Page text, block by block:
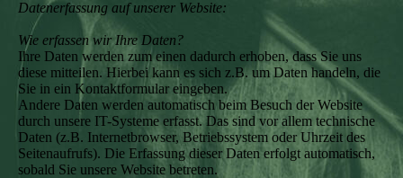
Datenerfassung auf unserer Website:
Wie erfassen wir Ihre Daten?
Ihre Daten werden zum einen dadurch erhoben, dass Sie uns
diese mitteilen. Hierbei kann es sich z.B. um Daten handeln, die
Sie in ein Kontaktformular eingeben.
Andere Daten werden automatisch beim Besuch der Website
durch unsere IT-Systeme erfasst. Das sind vor allem technische
Daten (z.B. Internetbrowser, Betriebssystem oder Uhrzeit des
Seitenaufrufs). Die Erfassung dieser Daten erfolgt automatisch,
sobald Sie unsere Website betreten.